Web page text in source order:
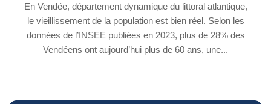
En Vendée, département dynamique du littoral atlantique,
le vieillissement de la population est bien réel. Selon les
données de l’INSEE publiées en 2023, plus de 28% des
Vendéens ont aujourd’hui plus de 60 ans, une...